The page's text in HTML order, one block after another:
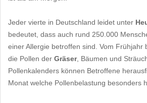
Jeder vierte in Deutschland leidet unter
bedeutet, dass auch rund 250.000
einer Allergie betroffen sind. Vom Frühjahr
die Pollen der Gräser, Bäumen und
Pollenkalenders können Betroffene
Monat welche Pollenbelastung besonders